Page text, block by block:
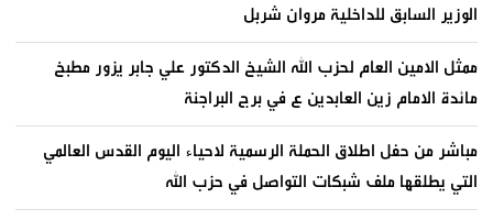
الوزير السابق للداخلية مروان شربل
ممثل الامين العام لحزب الله الشيخ الدكتور علي جابر يزور مطبخ
مائدة الامام زين العابدين ع في برج البراجنة
مباشر من حفل اطلاق الحملة الرسمية لاحياء اليوم القدس العالمي
التي يطلقها ملف شبكات التواصل في حزب الله